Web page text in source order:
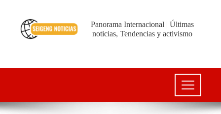
Panorama Internacional | Últimas
noticias, Tendencias y activismo